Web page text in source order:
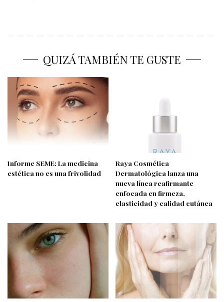
QUIZÁ TAMBIÉN TE GUSTE
Informe SEME: La medicina
estética no es una frivolidad
Raya Cosmética
Dermatológica lanza una
nueva línea reafirmante
enfocada en firmeza,
elasticidad y calidad cutánea